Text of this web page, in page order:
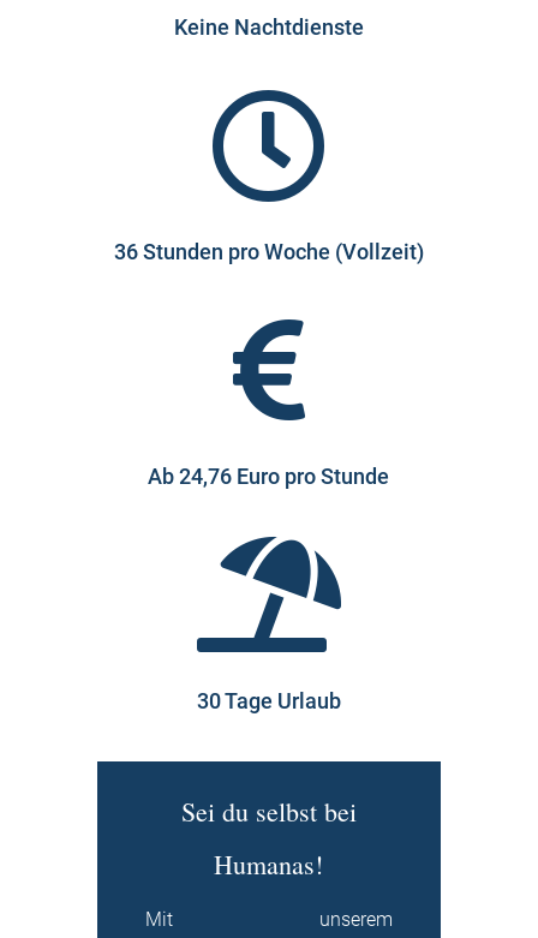
Keine Nachtdienste

36 Stunden pro Woche (Vollzeit)

Ab 24,76 Euro pro Stunde

30 Tage Urlaub
Sei du selbst bei
Humanas!
Mit unserem